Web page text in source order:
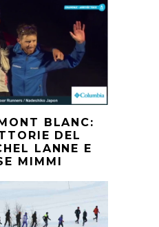
BLANC:
DEL
LANNE E
MIMMI